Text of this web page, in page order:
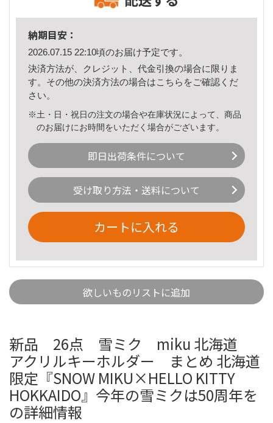
納期目安：
2026.07.15 22:10頃のお届け予定です。
決済方法が、クレジット、代金引換の場合に限りま
す。その他の決済方法の場合はこちら をご確認くだ
さい。
※土・日・祝日の注文の場合や在庫状況によって、商品
のお届けにお時間をいただく場合がございます。
即日出荷条件について
受け取り方法・送料について
カートに入れる
欲しいものリストに追加
新品 26点 雪ミク miku 北海道
アクリルキーホルダー まとめ 北海道
限定『SNOW MIKU×HELLO KITTY
HOKKAIDO』今年の雪ミクは50周年を
の詳細情報